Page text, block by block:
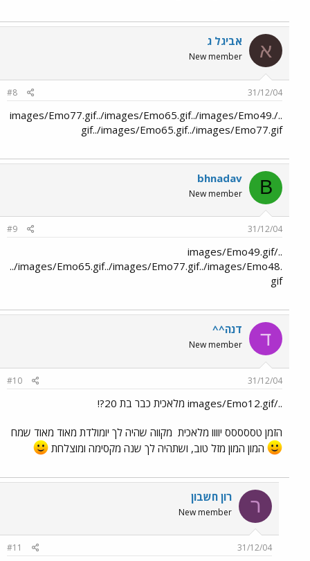
א אביגל ג
New member
31/12/04
#8
../images/Emo77.gif../images/Emo65.gif../images/Emo49.
gif../images/Emo65.gif../images/Emo77.gif
B
bhnadav
New member
31/12/04
#9
../images/Emo49.gif
../images/Emo65.gif../images/Emo77.gif../images/Emo48.
gif
ד דנה^^
New member
31/12/04
#10
../images/Emo12.gif מלאכית כבר בת 20?!
הזמן טססססס יוווו מלאכית מקווה שהיה לך יומולדת מאוד מאוד שמח
המון המון מזל טוב, ושתהיה לך שנה מקסימה ומוצלחת
ר רון חשבון
New member
31/12/04
#11